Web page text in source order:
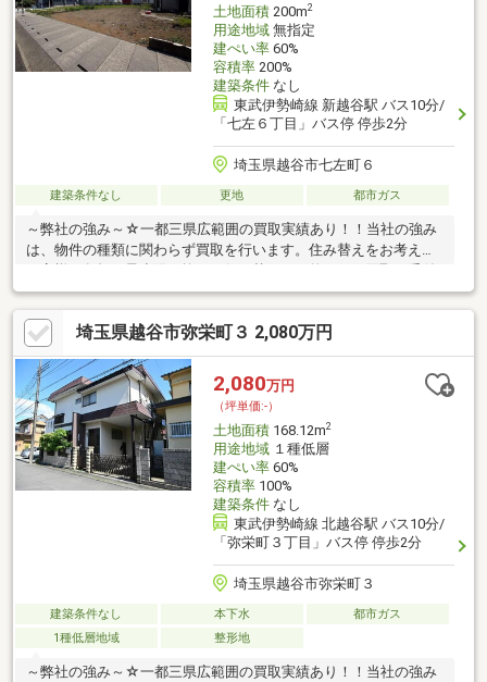
土地面積200m2
用途地域無指定
建ぺい率60%
容積率200%
建築条件なし
東武伊勢崎線 新越谷駅 バス10分/
「七左６丁目」バス停 停歩2分
埼玉県越谷市七左町６
建築条件なし 更地 都市ガス
～弊社の強み～☆一都三県広範囲の買取実績あり！！当社の強み
は、物件の種類に関わらず買取を行います。住み替えをお考えの
中です！！査定無料秘密厳守です。☆最新の相続情報が学べるセ
ミナーを随時実施しています。相続に関しては、毎月開催の無料
セミナーや相談サービスを提供し、専門家によるサポートも行い
ます。☆センチュリー21は全国の店舗数NO1！！弊社は昨年全店
舗で4位の実績があります。ネットワークを活かし、お客様に安心
と信頼のサービスを提供し、楽しい物件探しをサポートさせてい
ただきます。お気軽にご相談ください。
埼玉県越谷市弥栄町３ 2,080万円
2,080万円
（坪単価:-）
土地面積168.12m2
用途地域１種低層
建ぺい率60%
容積率100%
建築条件なし
東武伊勢崎線 北越谷駅 バス10分/
「弥栄町３丁目」バス停 停歩2分
埼玉県越谷市弥栄町３
建築条件なし 本下水
都市ガス
1種低層地域
整形地
～弊社の強み～☆一都三県広範囲の買取実績あり！！当社の強み